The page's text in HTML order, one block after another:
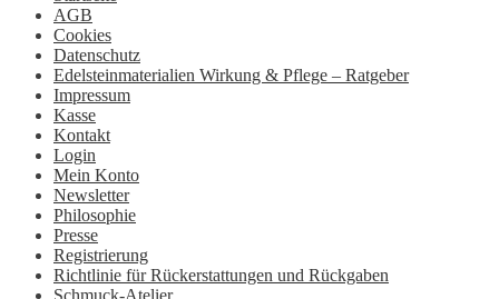
AGB
Cookies
Datenschutz
Edelsteinmaterialien Wirkung & Pflege – Ratgeber
Impressum
Kasse
Kontakt
Login
Mein Konto
Newsletter
Philosophie
Presse
Registrierung
Richtlinie für Rückerstattungen und Rückgaben
Schmuck-Atelier